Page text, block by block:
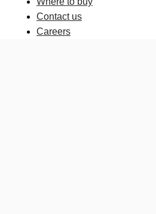
Contact us
Careers